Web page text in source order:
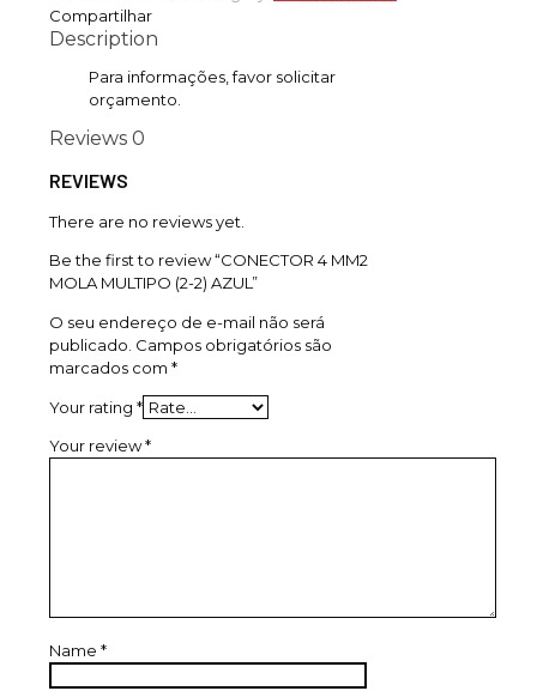
Compartilhar
Description
Para informações, favor solicitar
orçamento.
Reviews 0
REVIEWS
There are no reviews yet.
Be the first to review “CONECTOR 4 MM2
MOLA MULTIPO (2-2) AZUL”
O seu endereço de e-mail não será
publicado. Campos obrigatórios são
marcados com *
Your rating *
Your review*
Name *